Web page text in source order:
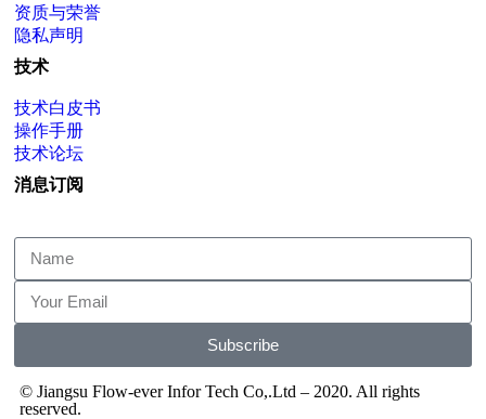
资质与荣誉
隐私声明
技术
技术白皮书
操作手册
技术论坛
消息订阅
Subscribe
© Jiangsu Flow-ever Infor Tech Co,.Ltd – 2020. All rights
reserved.